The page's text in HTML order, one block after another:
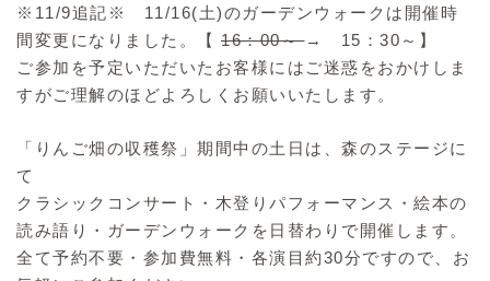
※11/9追記※ 11/16(土)のガーデンウォークは開催時
間変更になりました。【 16：00～→ 15：30～】
ご参加を予定いただいたお客様にはご迷惑をおかけしま
すがご理解のほどよろしくお願いいたします。
「りんご畑の収穫祭」期間中の土日は、森のステージに
て
クラシックコンサート・木登りパフォーマンス・絵本の
読み語り・ガーデンウォークを日替わりで開催します。
全て予約不要・参加費無料・各演目約30分ですので、お